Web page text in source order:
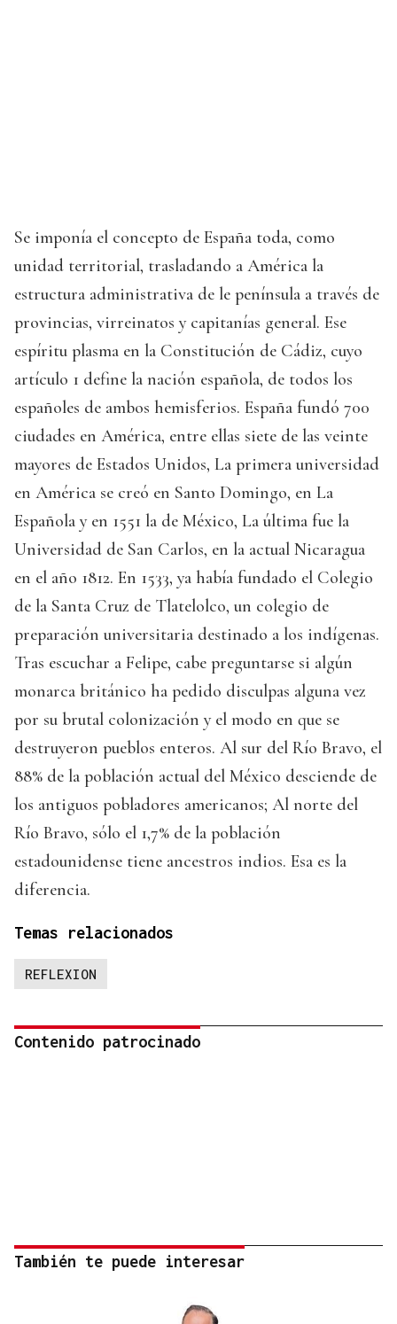
Se imponía el concepto de España toda, como
unidad territorial, trasladando a América la
estructura administrativa de le península a través de
provincias, virreinatos y capitanías general. Ese
espíritu plasma en la Constitución de Cádiz, cuyo
artículo 1 define la nación española, de todos los
españoles de ambos hemisferios. España fundó 700
ciudades en América, entre ellas siete de las veinte
mayores de Estados Unidos, La primera universidad
en América se creó en Santo Domingo, en La
Española y en 1551 la de México, La última fue la
Universidad de San Carlos, en la actual Nicaragua
en el año 1812. En 1533, ya había fundado el Colegio
de la Santa Cruz de Tlatelolco, un colegio de
preparación universitaria destinado a los indígenas.
Tras escuchar a Felipe, cabe preguntarse si algún
monarca británico ha pedido disculpas alguna vez
por su brutal colonización y el modo en que se
destruyeron pueblos enteros. Al sur del Río Bravo, el
88% de la población actual del México desciende de
los antiguos pobladores americanos; Al norte del
Río Bravo, sólo el 1,7% de la población
estadounidense tiene ancestros indios. Esa es la
diferencia.
Temas relacionados
REFLEXION
Contenido patrocinado
También te puede interesar